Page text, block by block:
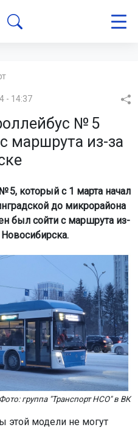
- 14:37
№ 5
маршрута из-за
5, который с 1 марта начал
до микрорайона
был сойти с маршрута из-
Фото: группа "Транспорт НСО" в ВК
этой модели не могут